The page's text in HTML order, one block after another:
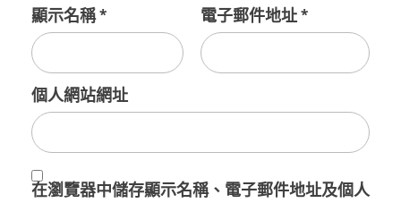
顯示名稱* 電子郵件地址*
個人網站網址
在瀏覽器中儲存顯示名稱、電子郵件地址及個人